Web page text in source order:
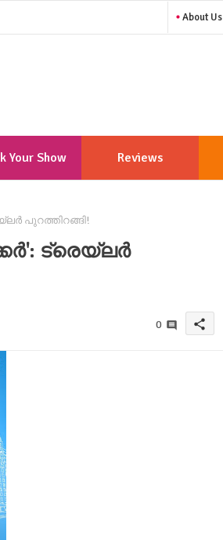
About Us
Your Show Reviews
പുറത്തിറങ്ങി!
ട്രെയ്‌ലർ
0 share